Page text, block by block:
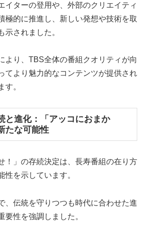
イターの登用や、外部のクリエイティ
極的に推進し、新しい発想や技術を取
示されました。
より、TBS全体の番組クオリティが向
てより魅力的なコンテンツが提供され
す。
と進化：「アッコにおまか
たな可能性
！」の存続決定は、長寿番組の在り方
性を示しています。
、伝統を守りつつも時代に合わせた進
要性を強調しました。